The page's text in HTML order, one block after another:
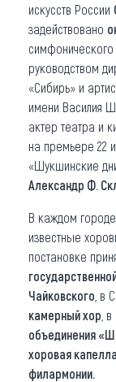
искусств России
задействовано
руководством
«Сибирь» и
имени Василия
актер театра и
на премьере 22
«Шукшинские
Александр Ф.
В каждом
известные
постановке
Чайковского , в
камерный хор ,
объединения
хоровая
филармонии.